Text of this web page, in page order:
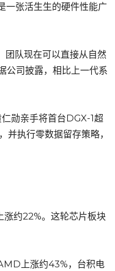
一张活生生的硬件性能广
团队现在可以直接从自然
公司披露，相比上一代系
勋亲手将首台DGX-1超
执行零数据留存策略，
涨约22%。这轮芯片板块
上涨约43%，台积电